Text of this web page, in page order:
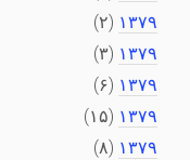
۱۳۷۹ (۲)
۱۳۷۹ (۳)
۱۳۷۹ (۶)
۱۳۷۹ (۱۵)
۱۳۷۹ (۸)